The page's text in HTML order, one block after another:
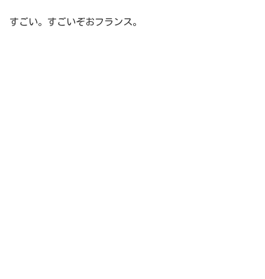
すごい。すごいぞおフランス。